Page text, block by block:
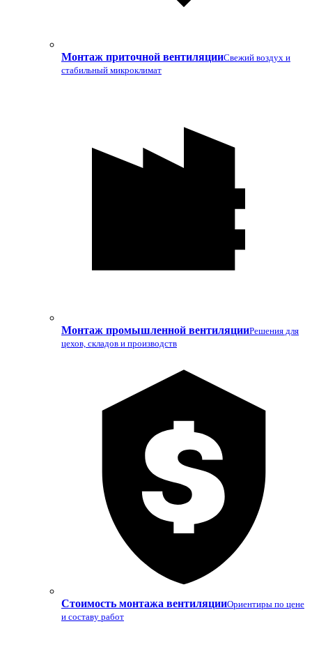
Монтаж приточной вентиляцииСвежий воздух и
стабильный микроклимат
Монтаж промышленной вентиляцииРешения для
цехов, складов и производств
Стоимость монтажа вентиляцииОриентиры по цене
и составу работ